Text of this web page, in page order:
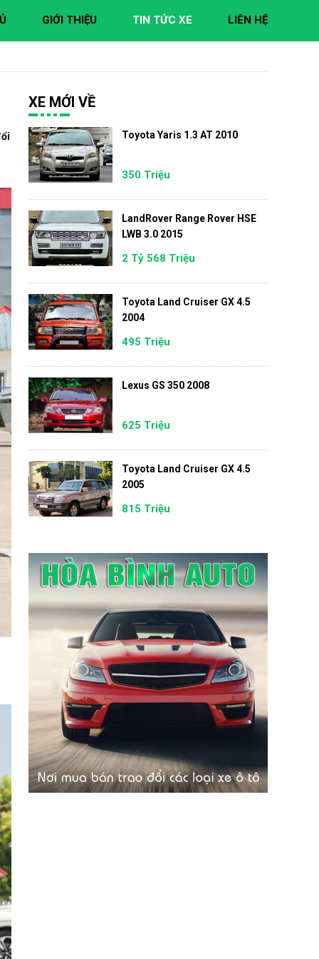
GIỚI THIỆU TIN TỨC XE LIÊN HỆ
XE MỚI VỀ
Toyota Yaris 1.3 AT 2010
350 Triệu
LandRover Range Rover HSE
LWB 3.0 2015
2 Tỷ 568 Triệu
Toyota Land Cruiser GX 4.5
2004
495 Triệu
Lexus GS 350 2008
625 Triệu
Toyota Land Cruiser GX 4.5
2005
815 Triệu